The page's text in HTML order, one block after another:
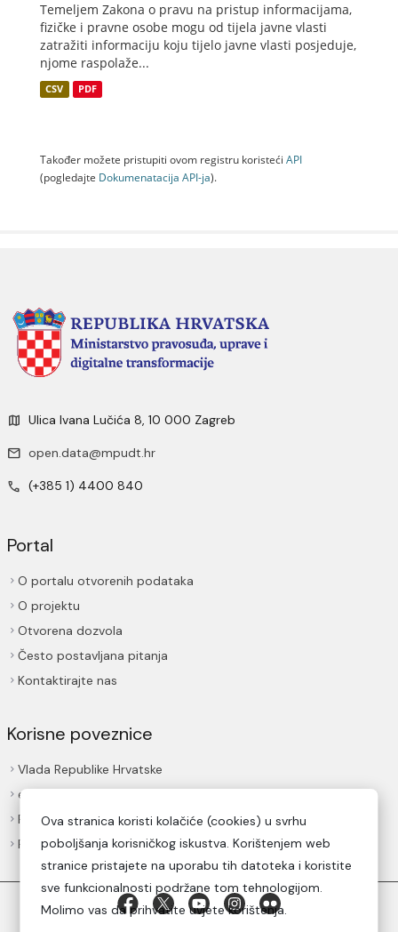
Temeljem Zakona o pravu na pristup informacijama,
fizičke i pravne osobe mogu od tijela javne vlasti
zatražiti informaciju koju tijelo javne vlasti posjeduje,
njome raspolaže...
CSV PDF
Također možete pristupiti ovom registru koristeći API
(pogledajte Dokumenаtаcijа API-jа).